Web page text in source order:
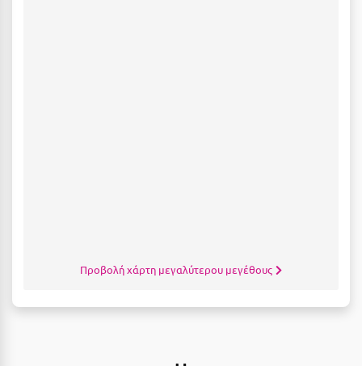
Παραλία Κατερίνης
Παραλία Λιτοχώρου
Προβολή χάρτη μεγαλύτερου μεγέθους